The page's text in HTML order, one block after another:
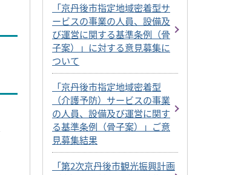
「京丹後市指定地域密着型サ
ービスの事業の人員、設備及
び運営に関する基準条例（骨
子案）」に対する意見募集に
ついて
「京丹後市指定地域密着型
（介護予防）サービスの事業
の人員、設備及び運営に関す
る基準条例（骨子案）」ご意
見募集結果
「第2次京丹後市観光振興計画